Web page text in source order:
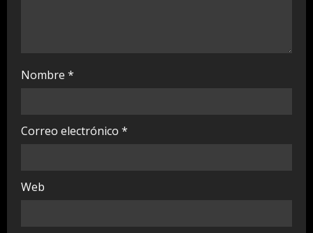
Nombre *
Correo electrónico *
Web